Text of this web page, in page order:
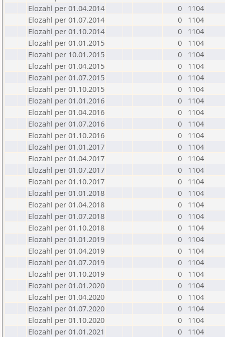
Elozahl per 01.04.2014
0
1104
Elozahl per 01.07.2014
0
1104
Elozahl per 01.10.2014
0
1104
Elozahl per 01.01.2015
0
1104
Elozahl per 10.01.2015
0
1104
Elozahl per 01.04.2015
0
1104
Elozahl per 01.07.2015
0
1104
Elozahl per 01.10.2015
0
1104
Elozahl per 01.01.2016
0
1104
Elozahl per 01.04.2016
0
1104
Elozahl per 01.07.2016
0
1104
Elozahl per 01.10.2016
0
1104
Elozahl per 01.01.2017
0
1104
Elozahl per 01.04.2017
0
1104
Elozahl per 01.07.2017
0
1104
Elozahl per 01.10.2017
0
1104
Elozahl per 01.01.2018
0
1104
Elozahl per 01.04.2018
0
1104
Elozahl per 01.07.2018
0
1104
Elozahl per 01.10.2018
0
1104
Elozahl per 01.01.2019
0
1104
Elozahl per 01.04.2019
0
1104
Elozahl per 01.07.2019
0
1104
Elozahl per 01.10.2019
0
1104
Elozahl per 01.01.2020
0
1104
Elozahl per 01.04.2020
0
1104
Elozahl per 01.07.2020
0
1104
Elozahl per 01.10.2020
0
1104
Elozahl per 01.01.2021
0
1104